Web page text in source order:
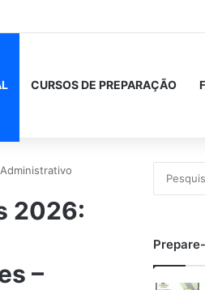
CURSOS DE PREPARAÇÃO
2026:
–
por: